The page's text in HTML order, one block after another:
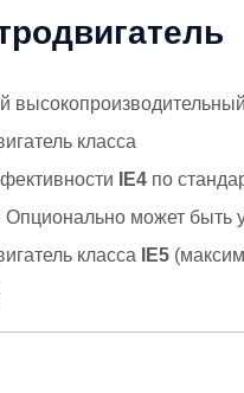
высокопроизводительный
класса
IE4 по
Опционально может быть
класса
IE5